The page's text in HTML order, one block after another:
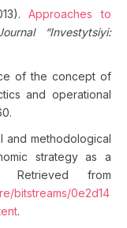
Approaches to
“Investytsiyi:
of the concept of
and operational
and methodological
strategy as a
Retrieved from
bitstreams/0e2d14
.